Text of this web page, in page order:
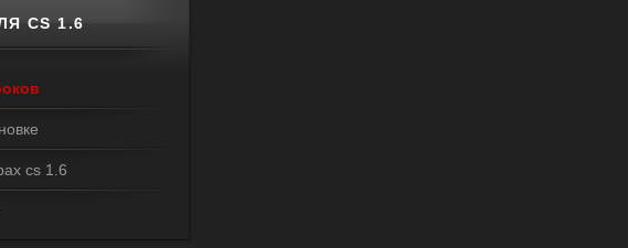
CS 1.6
cs 1.6